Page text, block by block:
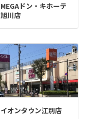
MEGAドン・キホーテ
旭川店
イオンタウン江別店